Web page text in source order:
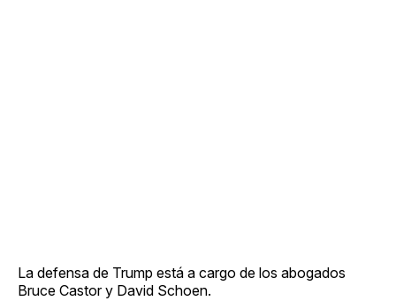
La defensa de Trump está a cargo de los abogados
Bruce Castor y David Schoen.